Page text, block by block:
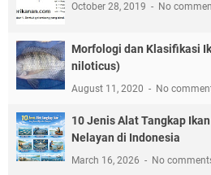
October 28, 2019 No
Morfologi dan Klasifikasi
niloticus)
August 11, 2020 No
10 Jenis Alat Tangkap
Nelayan di Indonesia
March 16, 2026 No